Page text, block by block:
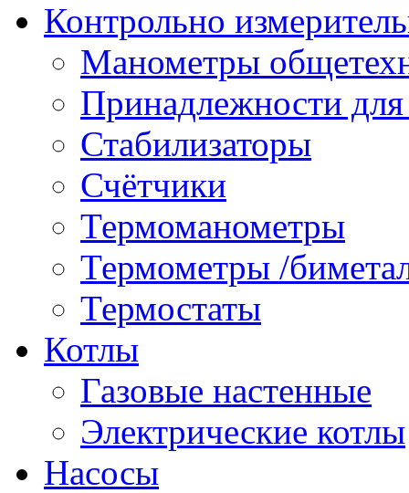
Контрольно
Манометры
Принадлежности
Стабилизаторы
Счётчики
Термоманометры
Термометры /
Термостаты
Котлы
Газовые настенные
Электрические котлы
Насосы